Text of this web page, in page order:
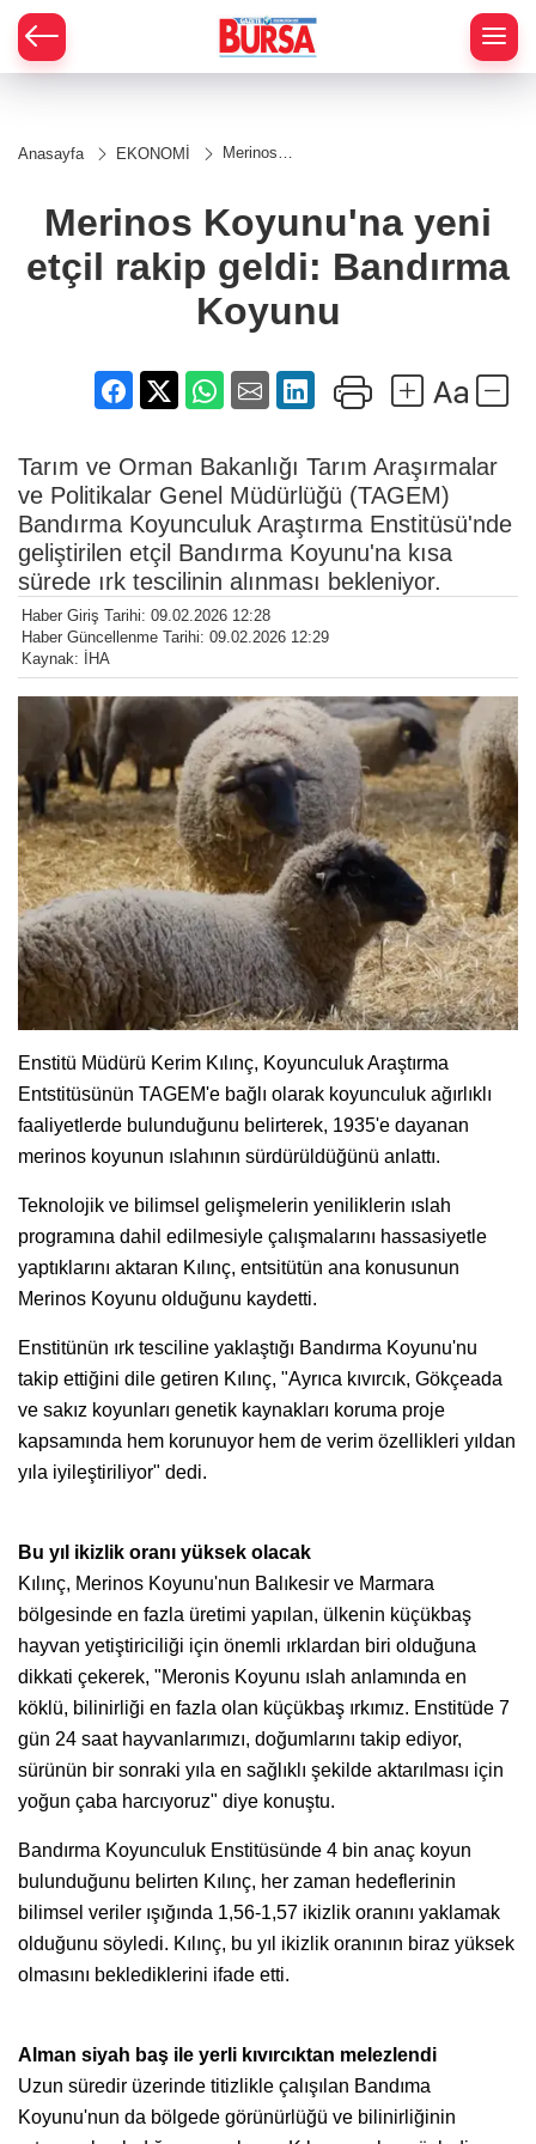
Anasayfa EKONOMİ
Merinos
rakip
geldi:
Bandırma
Koyunu
Merinos Koyunu'na yeni
etçil rakip geldi: Bandırma
Koyunu
Tarım ve Orman Bakanlığı Tarım Araşırmalar
ve Politikalar Genel Müdürlüğü (TAGEM)
Bandırma Koyunculuk Araştırma Enstitüsü'nde
geliştirilen etçil Bandırma Koyunu'na kısa
sürede ırk tescilinin alınması bekleniyor.
Haber Giriş Tarihi: 09.02.2026 12:28
Haber Güncellenme Tarihi: 09.02.2026 12:29
Kaynak: İHA
Enstitü Müdürü Kerim Kılınç, Koyunculuk Araştırma
Entstitüsünün TAGEM'e bağlı olarak koyunculuk ağırlıklı
faaliyetlerde bulunduğunu belirterek, 1935'e dayanan
merinos koyunun ıslahının sürdürüldüğünü anlattı.
Teknolojik ve bilimsel gelişmelerin yeniliklerin ıslah
programına dahil edilmesiyle çalışmalarını hassasiyetle
yaptıklarını aktaran Kılınç, entsitütün ana konusunun
Merinos Koyunu olduğunu kaydetti.
Enstitünün ırk tesciline yaklaştığı Bandırma Koyunu'nu
takip ettiğini dile getiren Kılınç, "Ayrıca kıvırcık, Gökçeada
ve sakız koyunları genetik kaynakları koruma proje
kapsamında hem korunuyor hem de verim özellikleri yıldan
yıla iyileştiriliyor" dedi.
Bu yıl ikizlik oranı yüksek olacak
Kılınç, Merinos Koyunu'nun Balıkesir ve Marmara
bölgesinde en fazla üretimi yapılan, ülkenin küçükbaş
hayvan yetiştiriciliği için önemli ırklardan biri olduğuna
dikkati çekerek, "Meronis Koyunu ıslah anlamında en
köklü, bilinirliği en fazla olan küçükbaş ırkımız. Enstitüde 7
gün 24 saat hayvanlarımızı, doğumlarını takip ediyor,
sürünün bir sonraki yıla en sağlıklı şekilde aktarılması için
yoğun çaba harcıyoruz" diye konuştu.
Bandırma Koyunculuk Enstitüsünde 4 bin anaç koyun
bulunduğunu belirten Kılınç, her zaman hedeflerinin
bilimsel veriler ışığında 1,56-1,57 ikizlik oranını yaklamak
olduğunu söyledi. Kılınç, bu yıl ikizlik oranının biraz yüksek
olmasını beklediklerini ifade etti.
Alman siyah baş ile yerli kıvırcıktan melezlendi
Uzun süredir üzerinde titizlikle çalışılan Bandıma
Koyunu'nun da bölgede görünürlüğü ve bilinirliğinin